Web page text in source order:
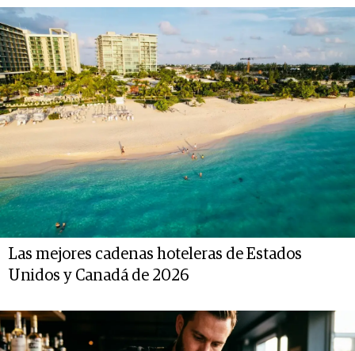
Las mejores cadenas hoteleras de Estados
Unidos y Canadá de 2026